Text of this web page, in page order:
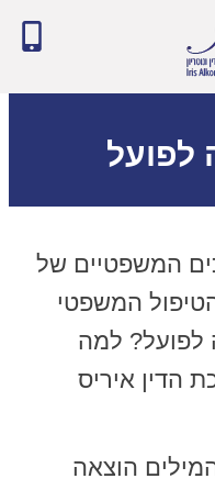
לפועל
המשפטיים של
המשפטי
לפועל? למה
הדין איריס
הוצאה